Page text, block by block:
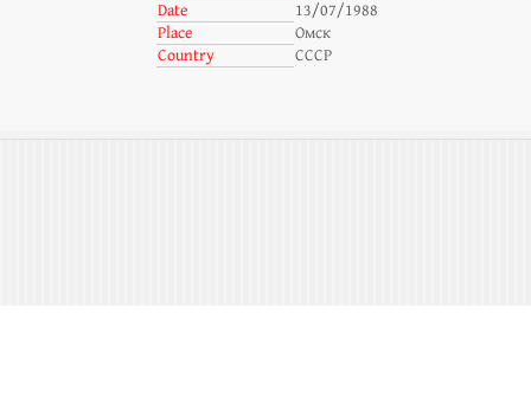
Date
13/07/1988
Place
Омск
Country
СССР